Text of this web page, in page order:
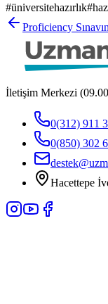
#üniversitehazırlık#
Proficiency
İletişim Merkezi
0(312) 911
0(850) 302
Hacettepe